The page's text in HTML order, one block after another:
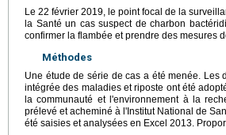
Le 22 février 2019, le point focal de la
la Santé un cas suspect de charbon
confirmer la flambée et prendre des mesures
Méthodes
Une étude de série de cas a été menée. Les
intégrée des maladies et riposte ont été
la communauté et l'environnement à la
prélevé et acheminé à l'Institut National de
été saisies et analysées en Excel 2013.